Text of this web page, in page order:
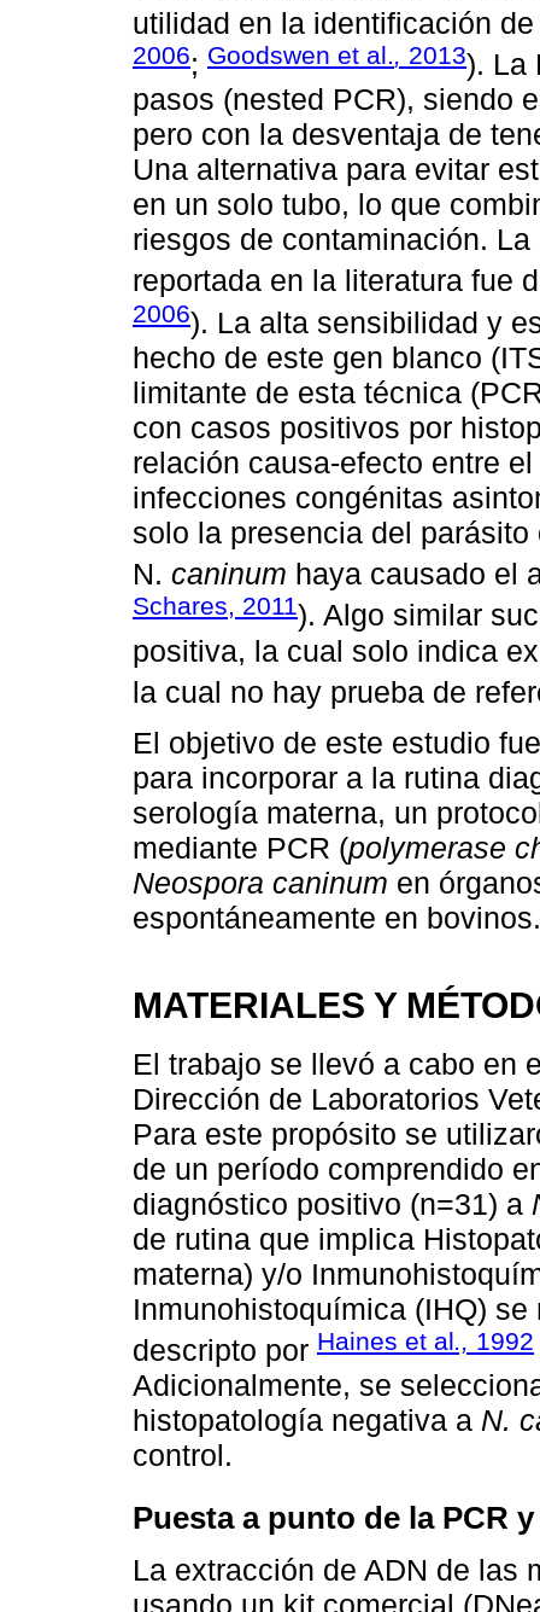
utilidad en la identificación
2006; Goodswen et al., 2013). La
pasos (nested PCR), siendo
pero con la desventaja de
Una alternativa para evitar
en un solo tubo, lo que
riesgos de contaminación.
reportada en la literatura fue
2006). La alta sensibilidad y
hecho de este gen blanco
limitante de esta técnica
con casos positivos por
relación causa-efecto entre
infecciones congénitas
solo la presencia del
N. caninum haya causado el
Schares, 2011). Algo similar
positiva, la cual solo indica
la cual no hay prueba de
El objetivo de este estudio
para incorporar a la rutina
serología materna, un
mediante PCR (polymerase
Neospora caninum en
espontáneamente en bovinos.
MATERIALES Y
El trabajo se llevó a cabo en
Dirección de Laboratorios
Para este propósito se
de un período comprendido
diagnóstico positivo (n=31) a
de rutina que implica
materna) y/o
Inmunohistoquímica (IHQ)
descripto por Haines et al 1992
Adicionalmente, se
histopatología negativa a N.
control.
Puesta a punto de la PCR
La extracción de ADN de las
usando un kit comercial